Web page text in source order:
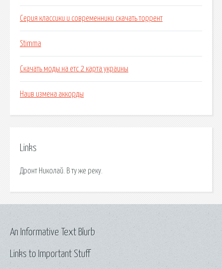
Серия классики и современники скачать торрент
Stimma
Скачать моды на етс 2 карта украины
Наив измена аккорды
Links
Дронт Николай. В ту же реку.
Links to Important Stuff
An Informative Text Blurb